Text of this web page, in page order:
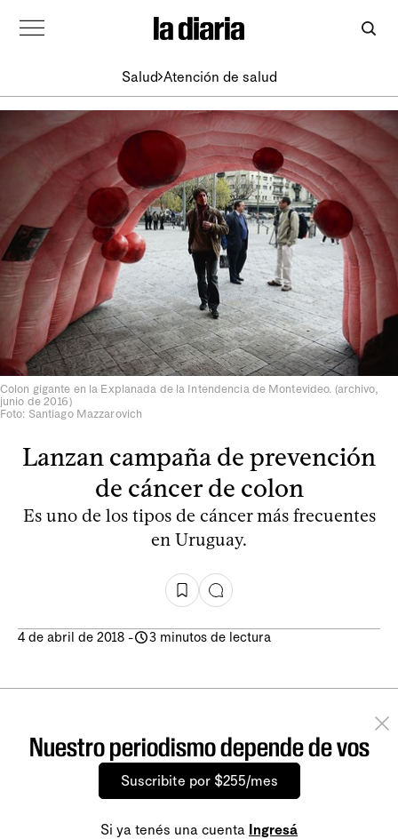
Salud Atención de salud
Colon gigante en la Explanada de la Intendencia de Montevideo. (archivo,
junio de 2016)
Foto: Santiago Mazzarovich
Lanzan campaña de prevención
de cáncer de colon
Es uno de los tipos de cáncer más frecuentes
en Uruguay.
4 de abril de 2018 - 3 minutos de lectura
Nuestro periodismo depende de vos
Suscribite por $255/mes
Si ya tenés una cuenta Ingresá